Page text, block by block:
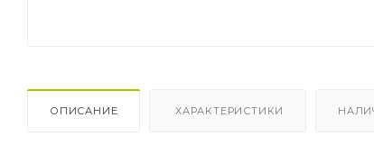
ОПИСАНИЕ ХАРАКТЕРИСТИКИ